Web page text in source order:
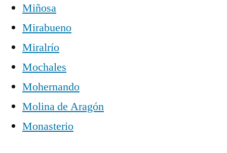
Miñosa
Mirabueno
Miralrío
Mochales
Mohernando
Molina de Aragón
Monasterio